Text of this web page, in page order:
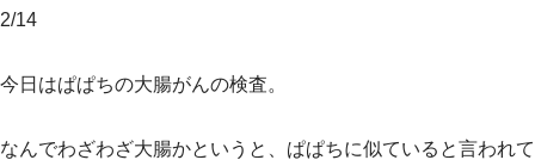
2/14
今日はぱぱちの大腸がんの検査。
なんでわざわざ大腸かというと、ぱぱちに似ていると言われて